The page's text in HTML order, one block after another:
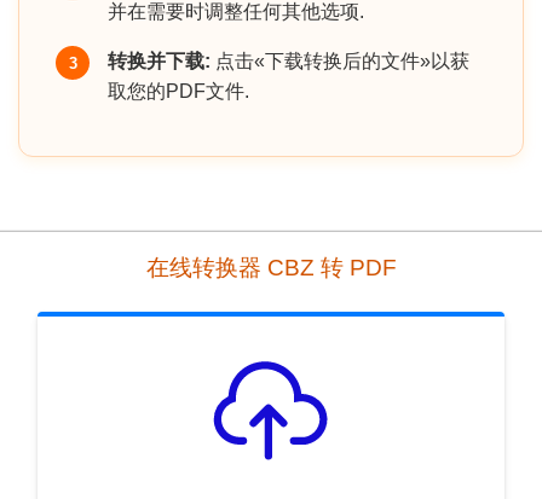
并在需要时调整任何其他选项.
3 转换并下载: 点击«下载转换后的文件»以获
取您的PDF文件.
在线转换器 CBZ 转 PDF